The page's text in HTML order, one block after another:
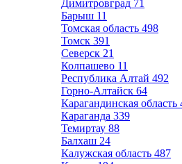
Димитровград 71
Барыш 11
Томская область 498
Томск 391
Северск 21
Колпашево 11
Республика Алтай 492
Горно-Алтайск 64
Карагандинская область
Караганда 339
Темиртау 88
Балхаш 24
Калужская область 487